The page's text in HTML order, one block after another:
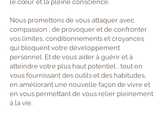
le cœur et la pleine conscience.
Nous promettons de vous attaquer avec
compassion , de provoquer et de confronter
vos limites, conditionnements et croyances
qui bloquent votre développement
personnel. Et de vous aider à guérir et à
atteindre votre plus haut potentiel , tout en
vous fournissant des outils et des habitudes,
en améliorant une nouvelle façon de vivre et
en vous permettant de vous relier pleinement
à la vie.